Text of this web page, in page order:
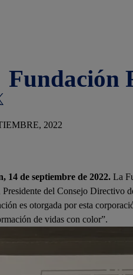
Fundación
2022
14 de septiembre de 2022. La
del Consejo Directivo
es otorgada por esta
de vidas con color”.